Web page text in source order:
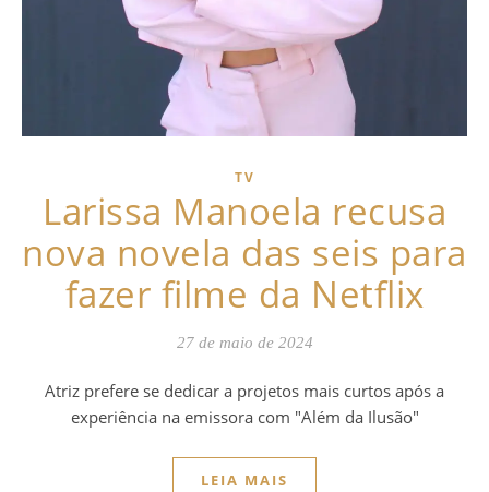
TV
Larissa Manoela recusa
nova novela das seis para
fazer filme da Netflix
27 de maio de 2024
Atriz prefere se dedicar a projetos mais curtos após a
experiência na emissora com "Além da Ilusão"
LEIA MAIS